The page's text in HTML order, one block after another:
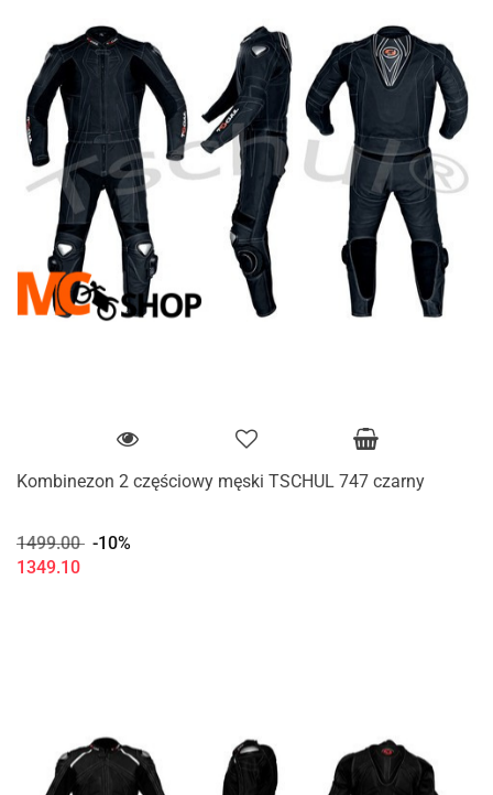
Kombinezon 2 częściowy męski TSCHUL 747 czarny
1499.00 -10%
1349.10